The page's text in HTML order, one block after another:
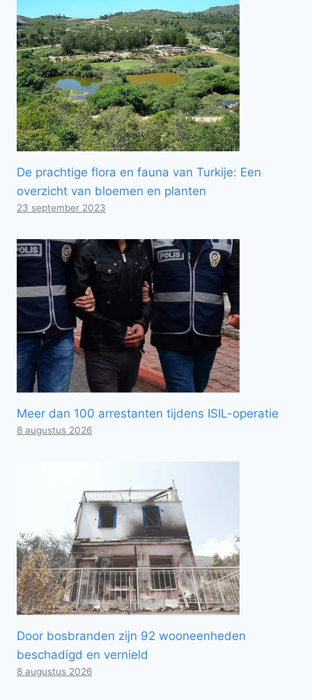
De prachtige flora en fauna van Turkije: Een
overzicht van bloemen en planten
23 september 2023
Meer dan 100 arrestanten tijdens ISIL-operatie
8 augustus 2026
Door bosbranden zijn 92 wooneenheden
beschadigd en vernield
8 augustus 2026